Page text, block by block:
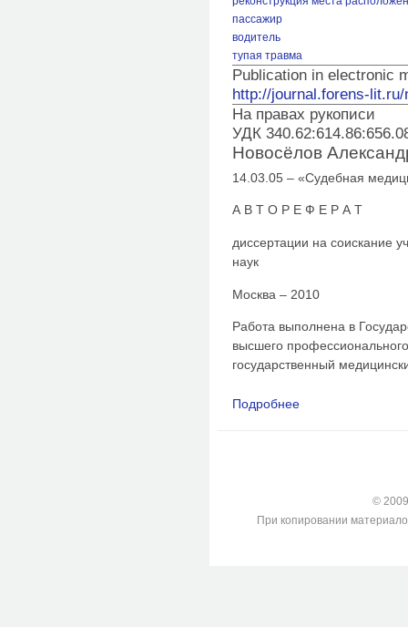
пассажир
водитель
тупая травма
Publication in electronic
http://journal.forens-lit.ru/
На правах рукописи
УДК
Новосёлов
14.03.05 – «Судебная
А В Т О Р Е Ф Е Р А Т
диссертации на соискание
наук
Москва – 2010
Работа выполнена в
высшего
государственный
Подробнее
©
При копировании